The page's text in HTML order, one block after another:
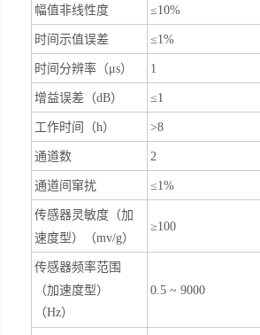
幅值非线性度 ≤10%
时间示值误差 ≤1%
时间分辨率（μs） 1
增益误差（dB） ≤1
工作时间（h） >8
通道数 2
通道间窜扰 ≤1%
传感器灵敏度（加
速度型）（mv/g）
≥100
传感器频率范围
（加速度型）
（Hz）
0.5~ 9000